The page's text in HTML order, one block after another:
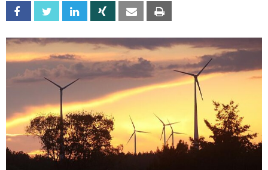
Facebook Twitter Linkedin Xing Email